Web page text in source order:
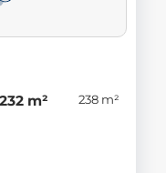
m²
238 m²